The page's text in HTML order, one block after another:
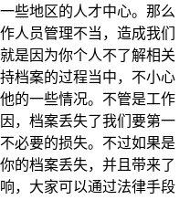
些地区的人才中心。那么
人员管理不当，造成我们
是因为你个人不了解相关
档案的过程当中，不小心
的一些情况。不管是工作
，档案丢失了我们要第一
必要的损失。不过如果是
的档案丢失，并且带来了
，大家可以通过法律手段